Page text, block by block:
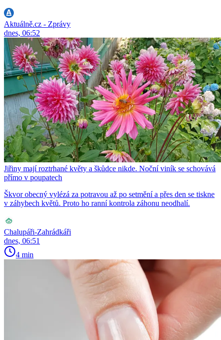
Aktuálně.cz - Zprávy
dnes, 06:52
Jiřiny mají roztrhané květy a škůdce nikde. Noční viník se schovává
přímo v poupatech
Škvor obecný vylézá za potravou až po setmění a přes den se tiskne
v záhybech květů. Proto ho ranní kontrola záhonu neodhalí.
Chalupáři-Zahrádkáři
dnes, 06:51
4 min